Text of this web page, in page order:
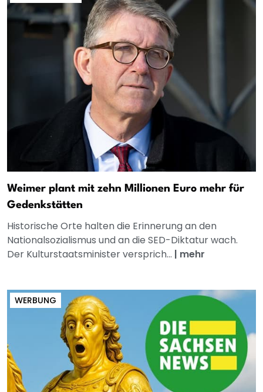
Weimer plant mit zehn Millionen Euro mehr für
Gedenkstätten
Historische Orte halten die Erinnerung an den
Nationalsozialismus und an die SED-Diktatur wach.
Der Kulturstaatsminister versprich... | mehr
WERBUNG